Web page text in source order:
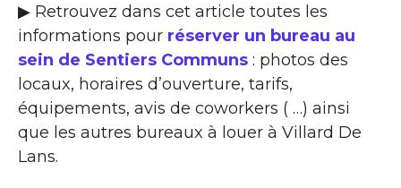
▶ Retrouvez dans cet article toutes les
informations pour réserver un bureau au
sein de Sentiers Communs : photos des
locaux, horaires d’ouverture, tarifs,
équipements, avis de coworkers ( …) ainsi
que les autres bureaux à louer à Villard De
Lans.